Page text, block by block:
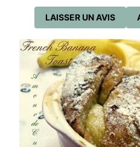
LAISSER UN AVIS